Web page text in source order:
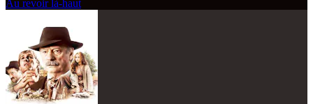
Au revoir là-haut